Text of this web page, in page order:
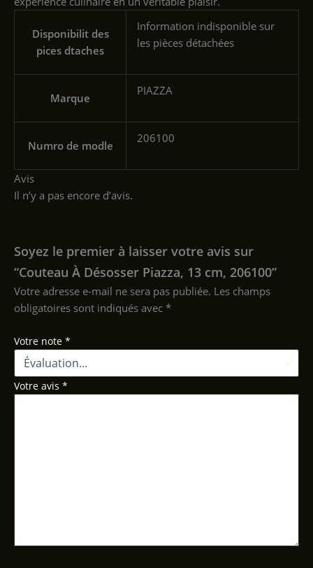
Disponibilit des
pices dtaches
‎Information indisponible sur
les pièces détachées
Marque
‎PIAZZA
Numro de modle
‎206100
Avis
Il n’y a pas encore d’avis.
Soyez le premier à laisser votre avis sur
“Couteau À Désosser Piazza, 13 cm, 206100”
Votre adresse e-mail ne sera pas publiée. Les champs
obligatoires sont indiqués avec *
Votre note *
Votre avis *